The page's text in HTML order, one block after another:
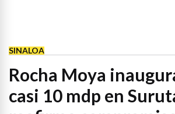
SINALOA
Rocha Moya
casi 10 mdp en